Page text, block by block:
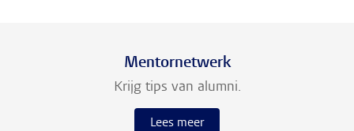
Mentornetwerk
Krijg tips van alumni.
Lees meer